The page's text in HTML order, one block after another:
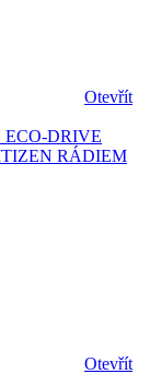
Otevřít
DRIVE
RÁDIEM
Otevřít